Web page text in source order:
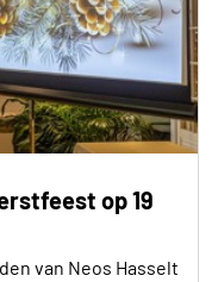
op 19
van Neos Hasselt